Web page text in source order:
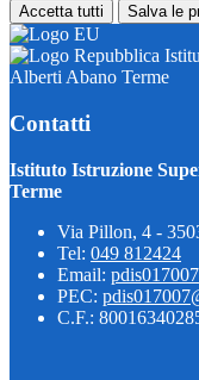
Accetta tutti Salva le
Alberti Abano Terme
Contatti
Istituto Istruzione
Terme
Via Pillon, 4 -
Tel: 049 812424
Email:
PEC:
C.F.: